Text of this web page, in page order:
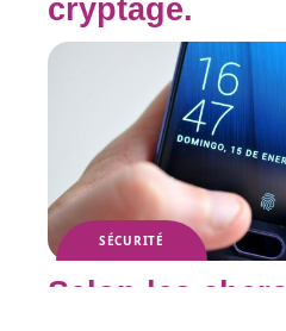
cryptage.
SÉCURITÉ
Selon les